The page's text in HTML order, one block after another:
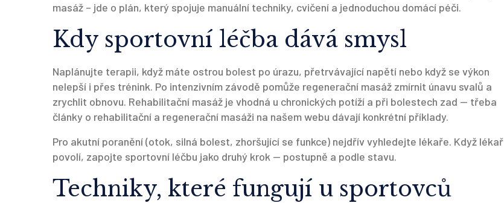
masáž – jde o plán, který spojuje manuální techniky, cvičení a jednoduchou domácí péči.
Kdy sportovní léčba dává smysl
Naplánujte terapii, když máte ostrou bolest po úrazu, přetrvávající napětí nebo když se výkon
nelepší i přes trénink. Po intenzivním závodě pomůže regenerační masáž zmírnit únavu svalů a
zrychlit obnovu. Rehabilitační masáž je vhodná u chronických potíží a při bolestech zad — třeba
články o rehabilitační a regenerační masáži na našem webu dávají konkrétní příklady.
Pro akutní poranění (otok, silná bolest, zhoršující se funkce) nejdřív vyhledejte lékaře. Když lékař
povolí, zapojte sportovní léčbu jako druhý krok — postupně a podle stavu.
Techniky, které fungují u sportovců